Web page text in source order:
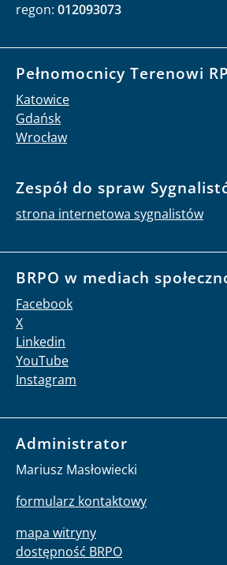
regon: 012093073
Pełnomocnicy Terenowi
Katowice
Gdańsk
Wrocław
Zespół do spraw
strona internetowa sygnalistów
BRPO w mediach
Facebook
X
Linkedin
YouTube
Instagram
Administrator
Mariusz Masłowiecki
formularz kontaktowy
mapa witryny
dostępność BRPO